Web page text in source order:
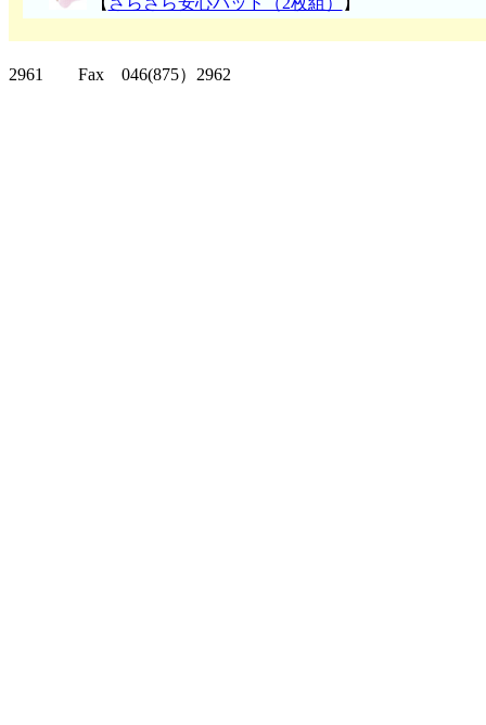
2961 Fax 046(875）2962